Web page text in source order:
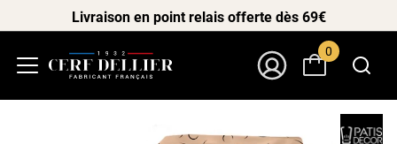
Livraison en point relais offerte dès 69€
0